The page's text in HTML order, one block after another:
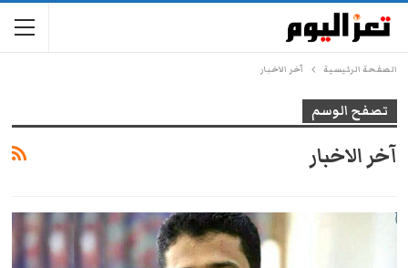
الصفحة الرئيسية آخر الاخبار
تصفح الوسم
آخر الاخبار